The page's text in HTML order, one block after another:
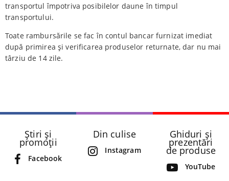
transportul împotriva posibilelor daune în timpul
transportului.
Toate rambursările se fac în contul bancar furnizat imediat
după primirea și verificarea produselor returnate, dar nu mai
târziu de 14 zile.
Știri și
promoții
Facebook
Din culise
Instagram
Ghiduri și
prezentări
de produse
YouTube